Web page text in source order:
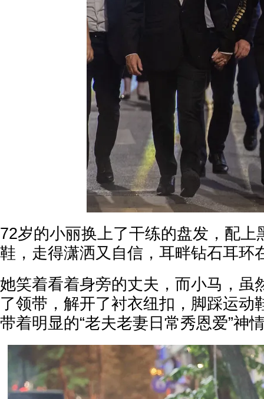
72岁的小丽换上了干练的盘发，配上
鞋，走得潇洒又自信，耳畔钻石耳环
她笑着看着身旁的丈夫，而小马，虽
了领带，解开了衬衣纽扣，脚踩运动
带着明显的“老夫老妻日常秀恩爱”神